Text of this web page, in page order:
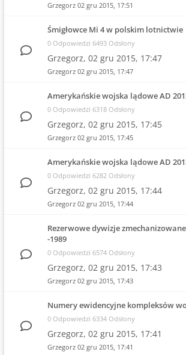
Grzegorz 02 gru 2015, 17:51
Śmigłowce Mi 4 w polskim lotnictwie
0 Odpowiedzi 6493 Odsłony
Grzegorz, 02 gru 2015, 17:47
Grzegorz 02 gru 2015, 17:47
Amerykańskie wojska lądowe AD
0 Odpowiedzi 6318 Odsłony
Grzegorz, 02 gru 2015, 17:45
Grzegorz 02 gru 2015, 17:45
Amerykańskie wojska lądowe AD
0 Odpowiedzi 6282 Odsłony
Grzegorz, 02 gru 2015, 17:44
Grzegorz 02 gru 2015, 17:44
Rezerwowe dywizje zmechanizowane
-1989
0 Odpowiedzi 6574 Odsłony
Grzegorz, 02 gru 2015, 17:43
Grzegorz 02 gru 2015, 17:43
Numery ewidencyjne kompleksów
0 Odpowiedzi 6334 Odsłony
Grzegorz, 02 gru 2015, 17:41
Grzegorz 02 gru 2015, 17:41